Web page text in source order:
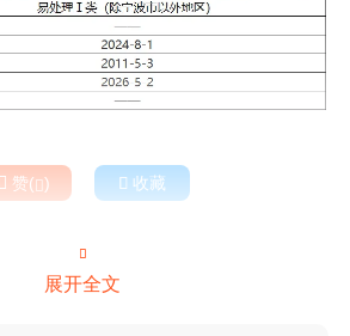
赞()  收藏

展开全文